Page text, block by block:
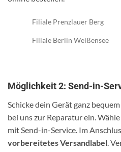
Filiale Prenzlauer Berg
Filiale Berlin Weißensee
Möglichkeit 2: Send-in-
Schicke dein Gerät ganz bequem
bei uns zur Reparatur ein.
mit Send-in-Service. Im
vorbereitetes Versandlabel.